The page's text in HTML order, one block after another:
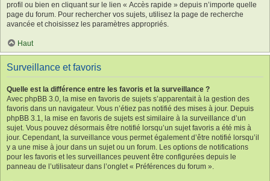
profil ou bien en cliquant sur le lien « Accès rapide » depuis n’importe quelle
page du forum. Pour rechercher vos sujets, utilisez la page de recherche
avancée et choisissez les paramètres appropriés.
Haut
Surveillance et favoris
Quelle est la différence entre les favoris et la surveillance ?
Avec phpBB 3.0, la mise en favoris de sujets s’apparentait à la gestion des
favoris dans un navigateur. Vous n’étiez pas notifié des mises à jour. Depuis
phpBB 3.1, la mise en favoris de sujets est similaire à la surveillance d’un
sujet. Vous pouvez désormais être notifié lorsqu’un sujet favoris a été mis à
jour. Cependant, la surveillance vous permet également d’être notifié lorsqu’il
y a une mise à jour dans un sujet ou un forum. Les options de notifications
pour les favoris et les surveillances peuvent être configurées depuis le
panneau de l’utilisateur dans l’onglet « Préférences du forum ».